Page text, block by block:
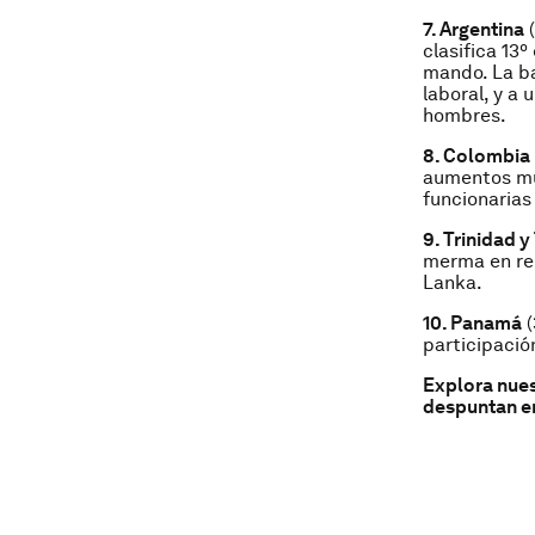
7. Argentina
clasifica
mando. La
laboral, y a
hombres.
8. Colombia
aumentos
9. Trinidad
merma en
Lanka.
10. Panamá
Explora
despuntan